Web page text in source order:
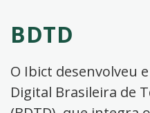
BDTD
O Ibict desenvolveu
Digital Brasileira de